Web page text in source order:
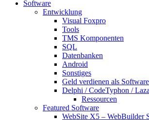
Software
Entwicklung
Visual Foxpro
Tools
TMS Komponenten
SQL
Datenbanken
Android
Sonstiges
Geld verdienen als
Delphi / CodeTyphon /
Ressourcen
Featured Software
WebSite X5 – WebBuilder